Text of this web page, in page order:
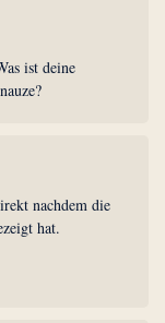
ist deine
nachdem die
hat.